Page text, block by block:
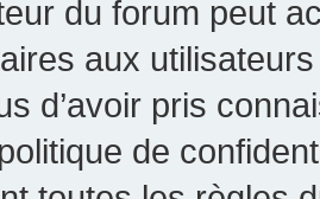
du forum peut
aux
d’avoir pris
de